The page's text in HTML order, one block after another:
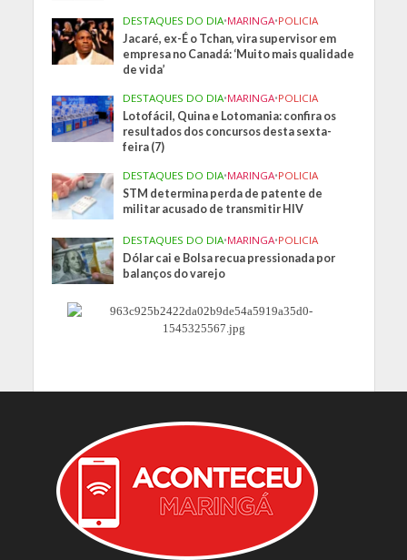
DESTAQUES DO DIA•MARINGA•POLICIA
Jacaré, ex-É o Tchan, vira supervisor em
empresa no Canadá: ‘Muito mais qualidade
de vida’
DESTAQUES DO DIA•MARINGA•POLICIA
Lotofácil, Quina e Lotomania: confira os
resultados dos concursos desta sexta-
feira (7)
DESTAQUES DO DIA•MARINGA•POLICIA
STM determina perda de patente de
militar acusado de transmitir HIV
DESTAQUES DO DIA•MARINGA•POLICIA
Dólar cai e Bolsa recua pressionada por
balanços do varejo